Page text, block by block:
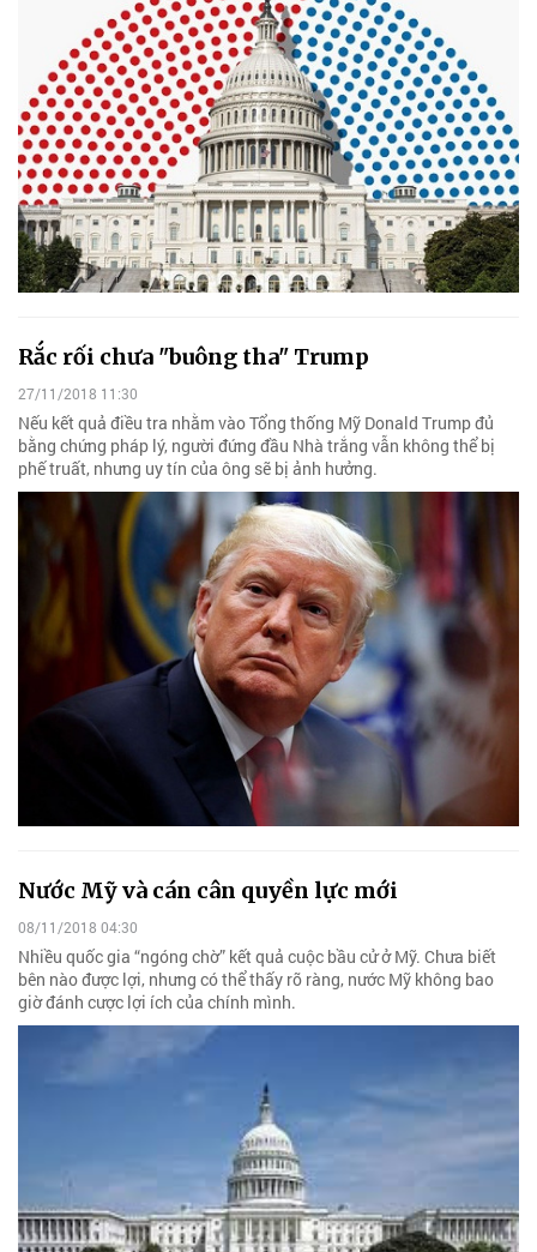
Rắc rối chưa "buông tha" Trump
27/11/2018 11:30
Nếu kết quả điều tra nhằm vào Tổng thống Mỹ Donald Trump đủ
bằng chứng pháp lý, người đứng đầu Nhà trắng vẫn không thể bị
phế truất, nhưng uy tín của ông sẽ bị ảnh hưởng.
Nước Mỹ và cán cân quyền lực mới
08/11/2018 04:30
Nhiều quốc gia “ngóng chờ” kết quả cuộc bầu cử ở Mỹ. Chưa biết
bên nào được lợi, nhưng có thể thấy rõ ràng, nước Mỹ không bao
giờ đánh cược lợi ích của chính mình.